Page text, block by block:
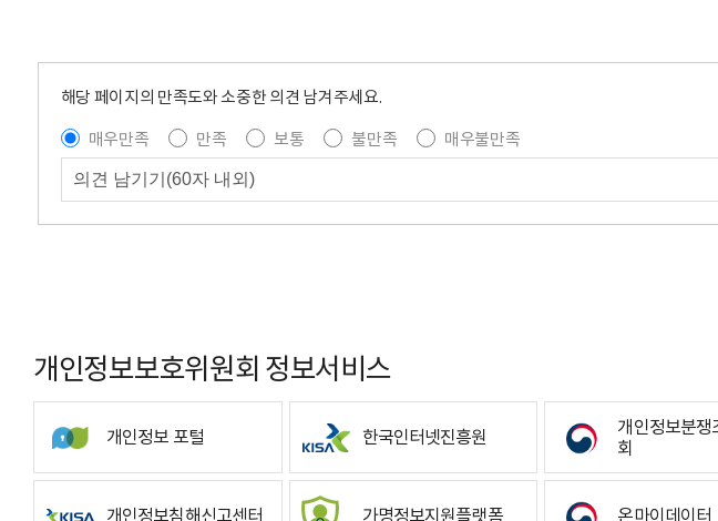
해당 페이지의 만족도와 소중한 의견 남겨주세요.
매우만족
만족 보통 불만족
매우불만족
개인정보보호위원회 정보서비스
개인정보 포털 한국인터넷진흥원
개인정보분쟁
회
개인정보침해신고센터 가명정보지원플랫폼 온마이데이터